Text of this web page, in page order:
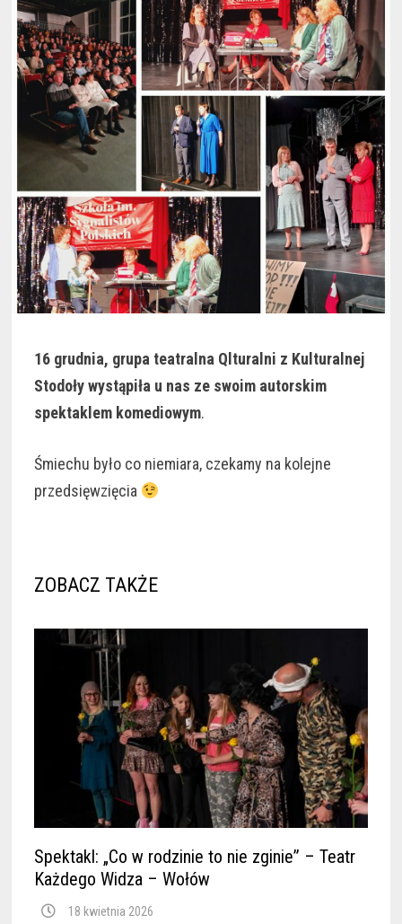
16 grudnia, grupa teatralna Qlturalni z Kulturalnej
Stodoły wystąpiła u nas ze swoim autorskim
spektaklem komediowym.
Śmiechu było co niemiara, czekamy na kolejne
przedsięwzięcia
ZOBACZ TAKŻE
Spektakl: „Co w rodzinie to nie zginie” – Teatr
Każdego Widza – Wołów
18 kwietnia 2026